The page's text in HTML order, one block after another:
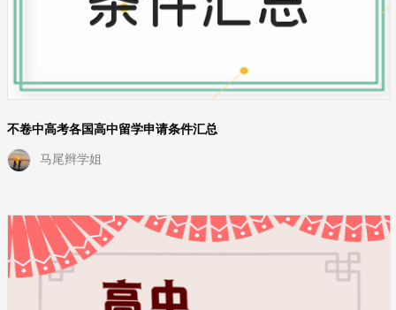
不卷中高考各国高中留学申请条件汇总
马尾辫学姐